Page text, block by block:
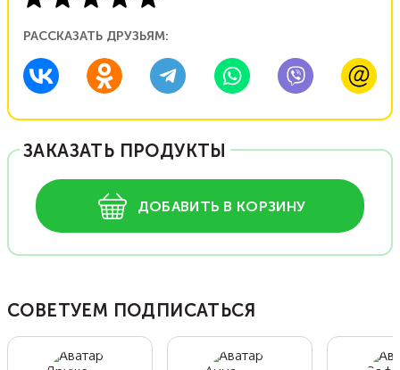
РАССКАЗАТЬ ДРУЗЬЯМ:
ЗАКАЗАТЬ ПРОДУКТЫ
ДОБАВИТЬ В КОРЗИНУ
СОВЕТУЕМ ПОДПИСАТЬСЯ